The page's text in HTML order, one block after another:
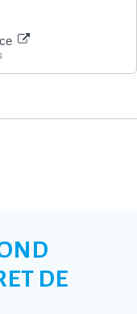
DE